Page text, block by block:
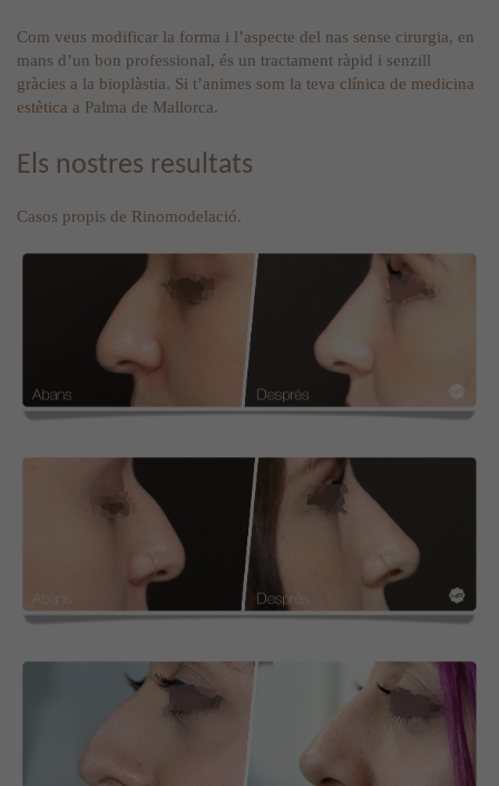
Com veus modificar la forma i l’aspecte del nas sense cirurgia, en
mans d’un bon professional, és un tractament ràpid i senzill
gràcies a la bioplàstia. Si t’animes som la teva clínica de medicina
estètica a Palma de Mallorca.
Els nostres resultats
Casos propis de Rinomodelació.